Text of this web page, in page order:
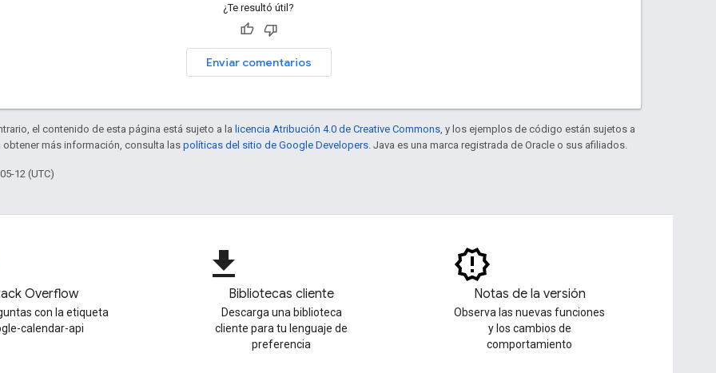
¿Te resultó útil?
Enviar comentarios
el contenido de esta página está sujeto a la licencia Atribución 4.0 de Creative Commons , y los ejemplos de código están sujetos a
obtener más información, consulta las políticas del sitio de Google Developers . Java es una marca registrada de Oracle o sus afiliados.
12 (UTC)
Overflow
con la etiqueta
calendar-api
file_download
Bibliotecas cliente
Descarga una biblioteca
cliente para tu lenguaje de
preferencia
Notas de la versión
Observa las nuevas funciones
y los cambios de
comportamiento